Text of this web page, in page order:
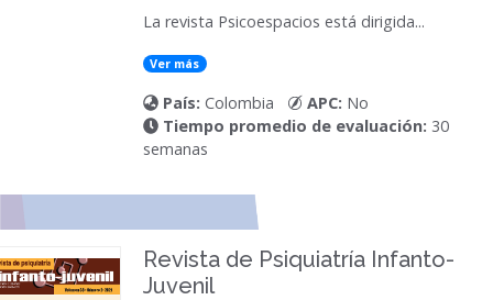
La revista Psicoespacios está dirigida...
Ver más
País: Colombia APC: No
Tiempo promedio de evaluación: 30
semanas
Revista de Psiquiatría Infanto-
Juvenil